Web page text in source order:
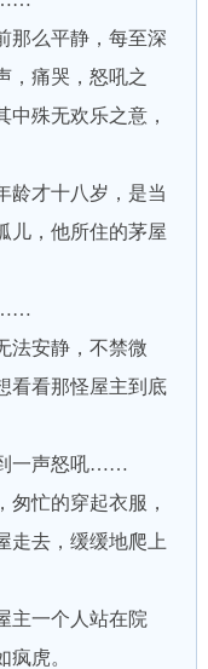
么平静，每至深
，痛哭，怒吼之
殊无欢乐之意，
才十八岁，是当
儿，他所住的茅屋
……
安静，不禁微
看看那怪屋主到底
一声怒吼……
忙的穿起衣服，
走去，缓缓地爬上
一个人站在院
虎。